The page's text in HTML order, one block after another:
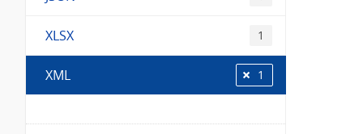
XLSX 1
XML 1